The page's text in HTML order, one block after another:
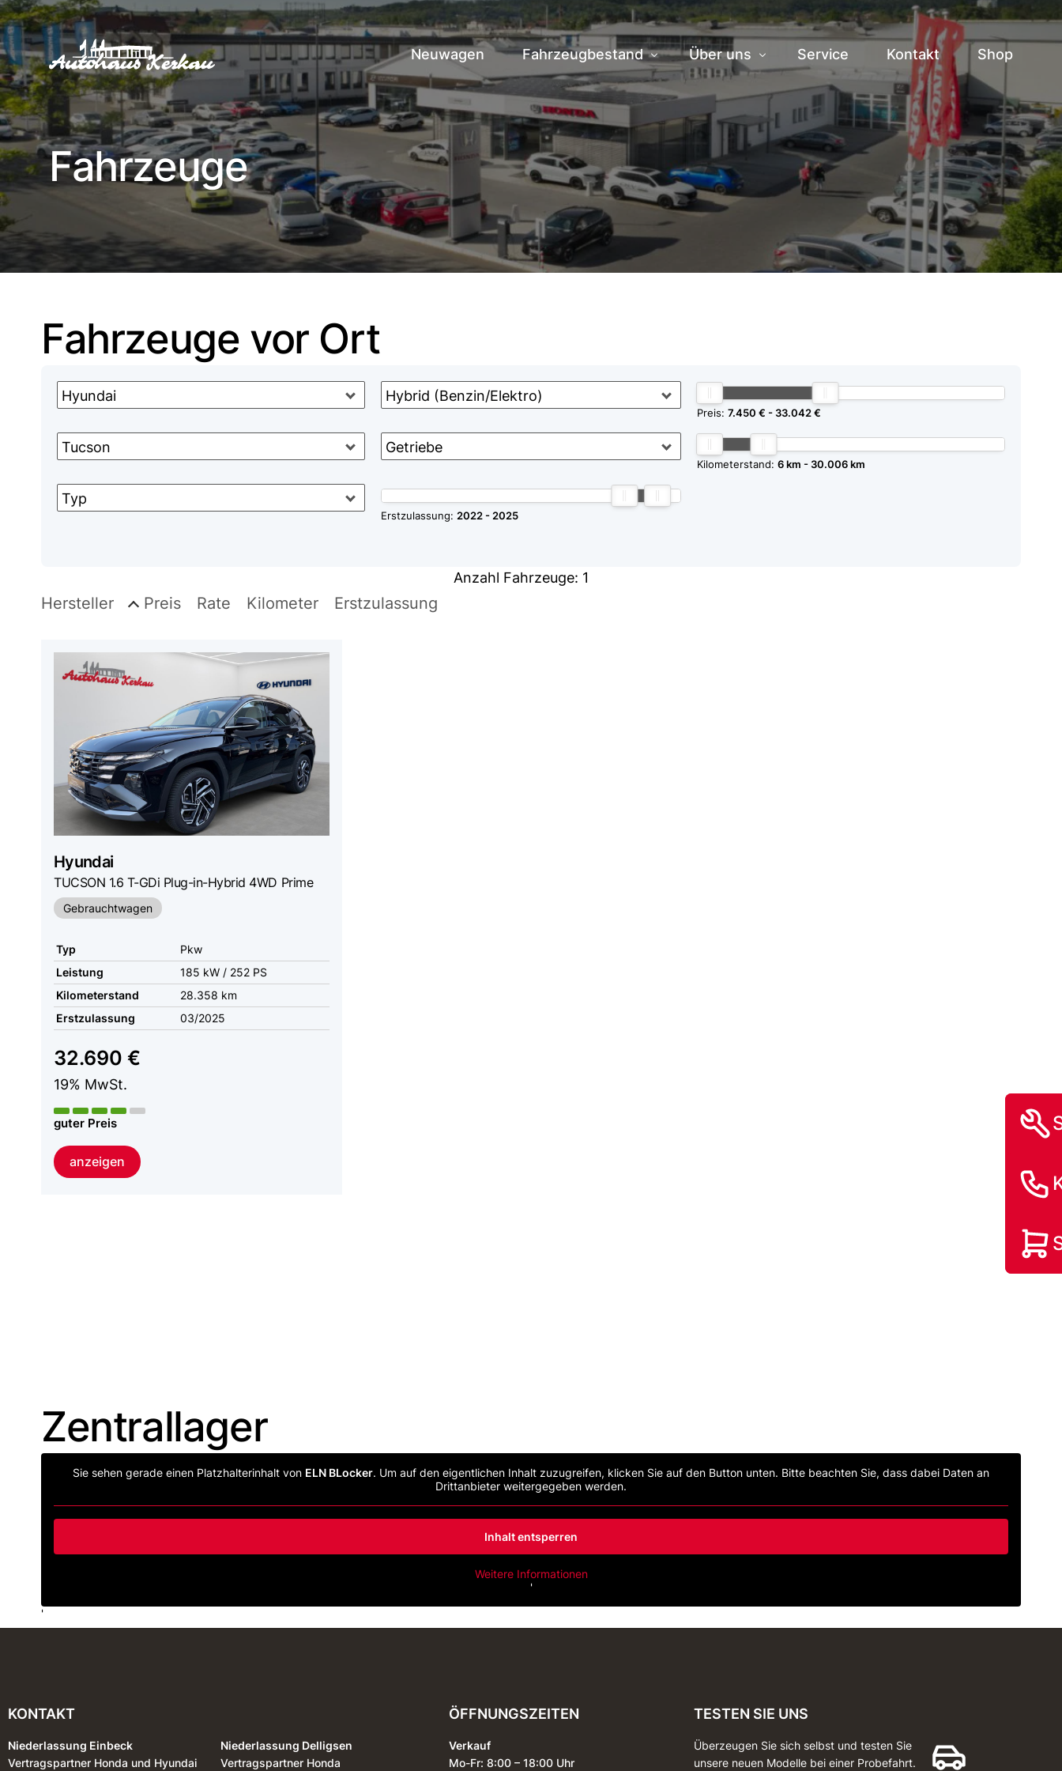
Neuwagen Fahrzeugbestand
Fahrzeuge vor Ort
Zentrallager
Über uns
Team
Veranstaltungen
Service Kontakt Shop
Fahrzeuge
Fahrzeuge vor Ort
Hyundai
Tucson
Typ
Hybrid (Benzin/Elektro)
Getriebe
Erstzulassung: 2022 2025
Preis: 7.450 € 33.042 €
Kilometerstand: 6 km 30.006 km
Hersteller Preis Rate Kilometer Erstzulassung
Anzahl Fahrzeuge: 1
Hyundai
TUCSON 1.6 T-GDi Plug-in-Hybrid 4WD Prime
Gebrauchtwagen
Typ
Pkw
Leistung
185 kW / 252 PS
Kilometerstand
28.358 km
Erstzulassung
03/2025
32.690 €
19% MwSt.
guter Preis
anzeigen
Zentrallager
Sie sehen gerade einen Platzhalterinhalt von ELN BLocker. Um auf den eigentlichen Inhalt zuzugreifen, klicken Sie auf den Button unten. Bitte beachten Sie, dass dabei Daten an
Drittanbieter weitergegeben werden.
Inhalt entsperren
Weitere Informationen
'
'
KONTAKT
Niederlassung Einbeck
Vertragspartner Honda und Hyundai
Niederlassung Delligsen
Vertragspartner Honda
ÖFFNUNGSZEITEN
Verkauf
Mo-Fr: 8:00 – 18:00 Uhr
TESTEN SIE UNS
Überzeugen Sie sich selbst und testen Sie
unsere neuen Modelle bei einer Probefahrt.